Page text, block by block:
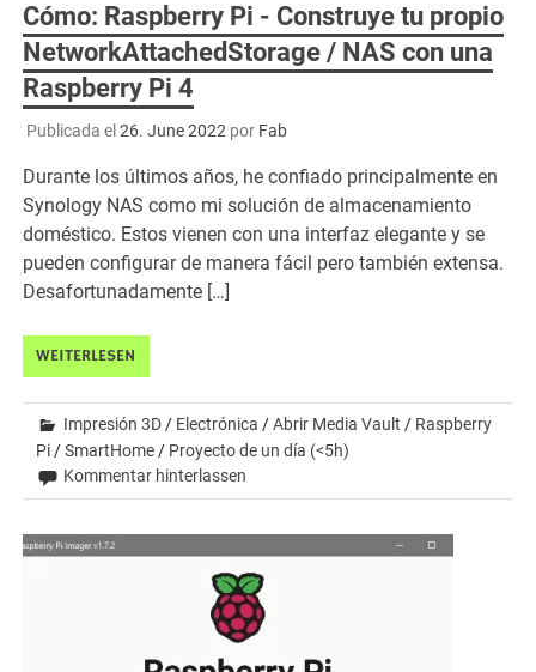
Cómo: Raspberry Pi - Construye tu propio
NetworkAttachedStorage / NAS con una
Raspberry Pi 4
Publicada el 26. June 2022 por Fab
Durante los últimos años, he confiado principalmente en
Synology NAS como mi solución de almacenamiento
doméstico. Estos vienen con una interfaz elegante y se
pueden configurar de manera fácil pero también extensa.
Desafortunadamente […]
WEITERLESEN
Impresión 3D / Electrónica /Abrir Media Vault / Raspberry
Pi /SmartHome / Proyecto de un día (<5h)
Kommentar hinterlassen